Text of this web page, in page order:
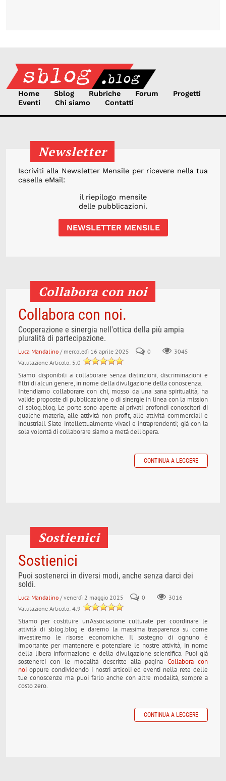
Home Sblog Rubriche Forum
Progetti
Eventi
Chi siamo Contatti
Newsletter
Iscriviti alla Newsletter Mensile per ricevere nella tua
casella eMail:
il riepilogo mensile
delle pubblicazioni.
NEWSLETTER MENSILE
Collabora con noi
Collabora con noi.
Cooperazione e sinergia nell'ottica della più ampia
pluralità di partecipazione.
Luca Mandalino / mercoledì 16 aprile 2025 0
3045
Valutazione Articolo: 5.0
Siamo disponibili a collaborare senza distinzioni, discriminazioni e
filtri di alcun genere, in nome della divulgazione della conoscenza.
Intendiamo collaborare con chi, mosso da una sana spiritualità, ha
valide proposte di pubblicazione o di sinergie in linea con la mission
di sblog.blog. Le porte sono aperte ai privati profondi conoscitori di
qualche materia, alle attività non profit, alle attività commerciali e
industriali. Siate intellettualmente vivaci e intraprendenti; già con la
sola volontà di collaborare siamo a metà dell'opera.
CONTINUA A LEGGERE
Sostienici
Sostienici
Puoi sostenerci in diversi modi, anche senza darci dei
soldi.
Luca Mandalino / venerdì 2 maggio 2025 0
3016
Valutazione Articolo: 4.9
Stiamo per costituire un'Associazione culturale per coordinare le
attività di sblog.blog e daremo la massima trasparenza su come
investiremo le risorse economiche. Il sostegno di ognuno è
importante per mantenere e potenziare le nostre attività, in nome
della libera informazione e della divulgazione scientifica. Puoi già
sostenerci con le modalità descritte alla pagina Collabora con
noi oppure condividendo i nostri articoli ed eventi nella rete delle
tue conoscenze ma puoi farlo anche con altre modalità, sempre a
costo zero.
CONTINUA A LEGGERE